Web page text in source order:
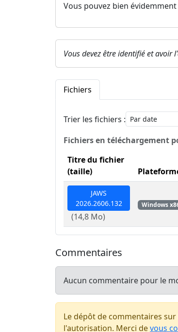
Vous pouvez bien
Vous devez être identifié et
Fichiers
Trier les fichiers :
Fichiers en téléchargement
Titre du fichier
(taille)
JAWS
2026.2606.132
(14,8 Mo)
Windows
Commentaires
Aucun commentaire pour le
Le dépôt de commentaires
l'autorisation. Merci devous